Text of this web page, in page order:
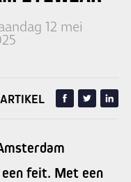
12 mei
feit. Met een